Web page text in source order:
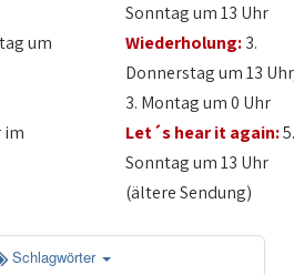
um
im
Sonntag um 13 Uhr
Wiederholung:3.
Donnerstag um 13
3. Montag um 0 Uhr
Let´s hear it again:
Sonntag um 13 Uhr
(ältere Sendung)
Schlagwörter